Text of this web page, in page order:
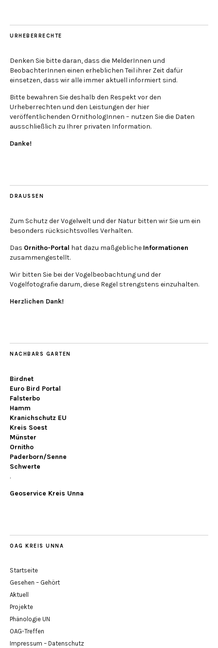
URHEBERRECHTE
Denken Sie bitte daran, dass die MelderInnen und
BeobachterInnen einen erheblichen Teil ihrer Zeit dafür
einsetzen, dass wir alle immer aktuell informiert sind.
Bitte bewahren Sie deshalb den Respekt vor den
Urheberrechten und den Leistungen der hier
veröffentlichenden OrnithologInnen – nutzen Sie die Daten
ausschließlich zu Ihrer privaten Information.
Danke!
DRAUSSEN
Zum Schutz der Vogelwelt und der Natur bitten wir Sie um ein
besonders rücksichtsvolles Verhalten.
Das Ornitho-Portal hat dazu maßgebliche Informationen
zusammengestellt.
Wir bitten Sie bei der Vogelbeobachtung und der
Vogelfotografie darum, diese Regel strengstens einzuhalten.
Herzlichen Dank!
NACHBARS GARTEN
Birdnet
Euro Bird Portal
Falsterbo
Hamm
Kranichschutz EU
Kreis Soest
Münster
Ornitho
Paderborn/Senne
Schwerte
.
Geoservice Kreis Unna
OAG KREIS UNNA
Startseite
Gesehen – Gehört
Aktuell
Projekte
Phänologie UN
OAG-Treffen
Impressum – Datenschutz